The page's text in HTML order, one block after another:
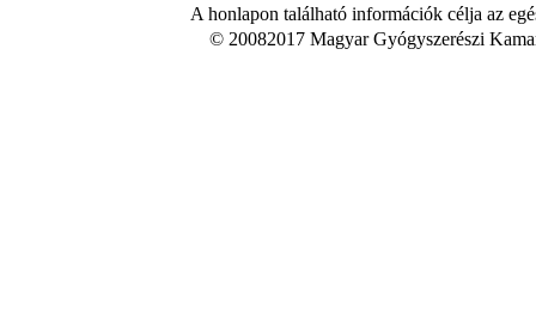
A honlapon található információk célja az
© 20082017 Magyar Gyógyszerészi